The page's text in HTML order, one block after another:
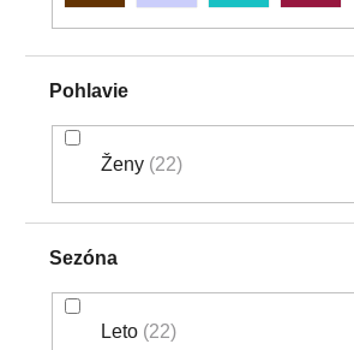
Pohlavie
Ženy 22
Sezóna
Leto 22